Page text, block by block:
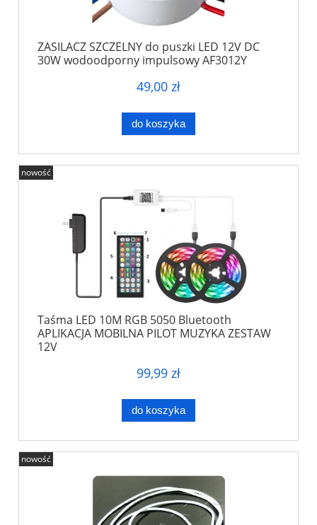
ZASILACZ SZCZELNY do puszki LED 12V DC
30W wodoodporny impulsowy AF3012Y
49,00 zł
do koszyka
Taśma LED 10M RGB 5050 Bluetooth
APLIKACJA MOBILNA PILOT MUZYKA ZESTAW
12V
99,99 zł
do koszyka
nowość
nowość